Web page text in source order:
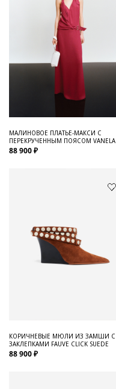
МАЛИНОВОЕ ПЛАТЬЕ-МАКСИ С
ПЕРЕКРУЧЕННЫМ ПОЯСОМ VANELA
88 900 ₽
КОРИЧНЕВЫЕ МЮЛИ ИЗ ЗАМШИ С
ЗАКЛЕПКАМИ FAUVE CLICK SUEDE
88 900 ₽